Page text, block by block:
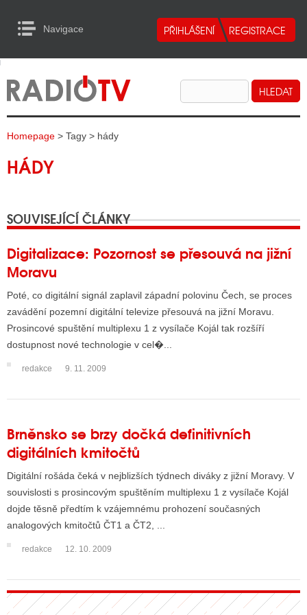
Navigace
RADIA
TELEVIZE
INTERNET
TISK
RADIA
RÁDIÍ
RÁDIÍ
VYSÍLAČE
TELEVIZE
INTERNET
RÁDIA
STRÁNKY RÁDIÍ
TISK
to Content
Homepage > Tagy > hády
HÁDY
SOUVISEJÍCÍ ČLÁNKY
Digitalizace: Pozornost se přesouvá na jižní
Moravu
Poté, co digitální signál zaplavil západní polovinu Čech, se proces
zavádění pozemní digitální televize přesouvá na jižní Moravu.
Prosincové spuštění multiplexu 1 z vysílače Kojál tak rozšíří
dostupnost nové technologie v cel�...
redakce 9. 11. 2009
Brněnsko se brzy dočká definitivních
digitálních kmitočtů
Digitální rošáda čeká v nejblizších týdnech diváky z jižní Moravy. V
souvislosti s prosincovým spuštěním multiplexu 1 z vysílače Kojál
dojde těsně předtím k vzájemnému prohození současných
analogových kmitočtů ČT1 a ČT2, ...
redakce 12. 10. 2009